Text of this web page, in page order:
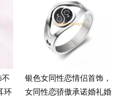
银色女同性恋情侣首饰，
女同性恋骄傲承诺婚礼婚
高品
锆石